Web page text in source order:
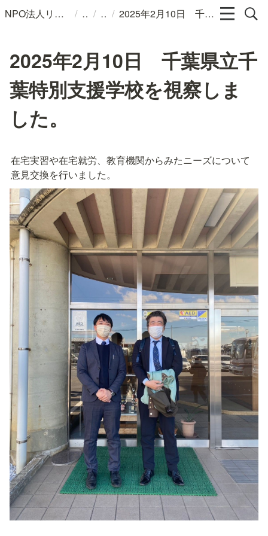
NPO法人リンパカフェ / / / 2025年2月10日 千葉県立千葉特別支援学校を視察しました。
2025年2月10日 千葉県立千
葉特別支援学校を視察しま
した。
在宅実習や在宅就労、教育機関からみたニーズについて
意見交換を行いました。